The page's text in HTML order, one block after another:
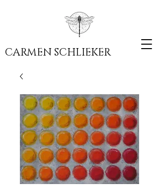
CARMEN SCHLIEKER